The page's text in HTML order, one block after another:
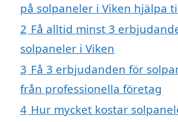
på solpaneler i Viken hjälpa
2 Få alltid minst 3
solpaneler i Viken
3 Få 3 erbjudanden för
från professionella företag
4 Hur mycket kostar